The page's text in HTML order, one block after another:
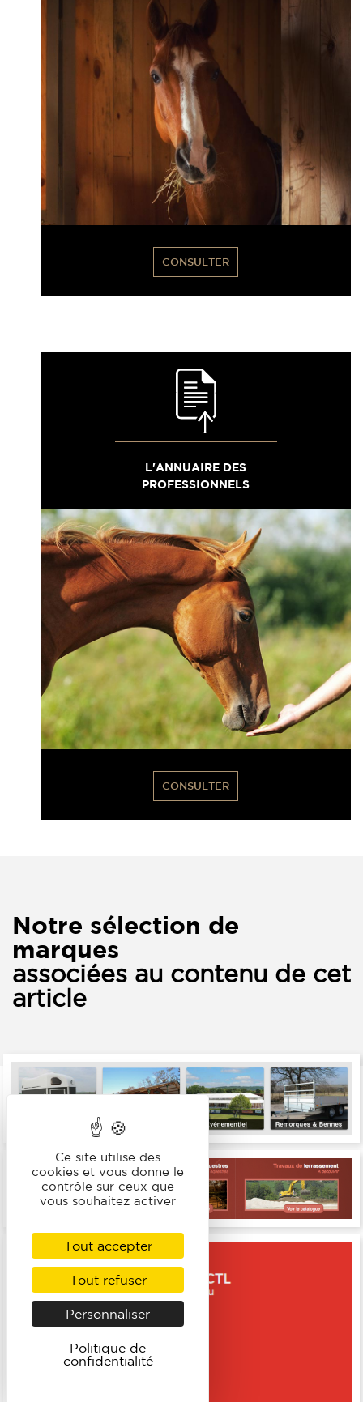
CONSULTER
L'ANNUAIRE DES
PROFESSIONNELS
CONSULTER
Notre sélection de
marques
associées au contenu de cet
article
Ce site utilise des
cookies et vous donne le
contrôle sur ceux que
vous souhaitez activer
Tout accepter
Tout refuser
Personnaliser
Politique de
confidentialité